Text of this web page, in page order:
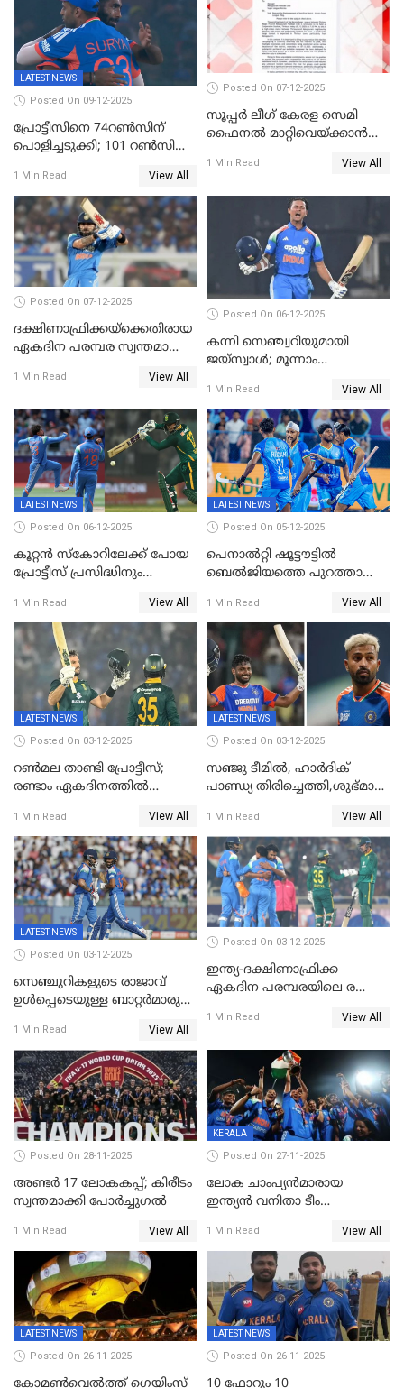
LATEST NEWS
Posted On 09-12-2025
പ്രോട്ടീസിനെ 74റൺസിന്‌
പൊളിച്ചടുക്കി; 101 റൺസിന്റെ
വിക്കറ്റ് തികയ്ക്കുന്ന
താരമായി ബുമ്ര
1 Min Read View All
Posted On 07-12-2025
സൂപ്പർ ലീഗ് കേരള സെമി
ഫൈനൽ മാറ്റിവെയ്ക്കാൻ
1 Min Read View All
Posted On 07-12-2025
ദക്ഷിണാഫ്രിക്കയ്‌ക്കെതിരായ
ഏകദിന പരമ്പര സ്വന്തമാക്കി
1 Min Read View All
Posted On 06-12-2025
കന്നി സെഞ്ച്വറിയുമായി
ജയ്‌സ്വാൾ; മൂന്നാം
പ്രോട്ടീസിനെതിരെ ജയം,
പരമ്പര
1 Min Read View All
LATEST NEWS
Posted On 06-12-2025
കൂറ്റൻ സ്കോറിലേക്ക് പോയ
പ്രോട്ടീസ് പ്രസിദ്ധിനും
അടിതെറ്റി, ഇന്ത്യക്ക് 271
റണ്‍സ് വിജയലക്ഷ്യം
1 Min Read View All
LATEST NEWS
Posted On 05-12-2025
പെനാൽറ്റി ഷൂട്ടൗട്ടിൽ
ബെൽജിയത്തെ പുറത്താക്കി;
ലോകകപ്പിൽ ഇന്ത്യ
സെമിയിൽ
1 Min Read View All
LATEST NEWS
Posted On 03-12-2025
റണ്‍മല താണ്ടി പ്രോട്ടീസ്;
രണ്ടാം ഏകദിനത്തില്‍
ഒപ്പത്തിനൊപ്പം
1 Min Read View All
LATEST NEWS
Posted On 03-12-2025
സഞ്ജു ടീമില്‍, ഹാര്‍ദിക്
പാണ്ഡ്യ തിരിച്ചെത്തി,​ശുഭ്മാൻ
ഇല്ല;
ദക്ഷിണാഫ്രിക്കയ്‌ക്കെതിരായ
ടി20 പരമ്പരയ്ക്കുള്ള ഇന്ത്യന്‍
ടീമിനെ പ്രഖ്യാപിച്ചു
1 Min Read View All
LATEST NEWS
Posted On 03-12-2025
സെഞ്ചുറികളുടെ രാജാവ്
ഉൾപ്പെടെയുള്ള ബാറ്റർമാരുടെ
ഇന്ത്യയ്ക്ക് 358 റൺസ്
1 Min Read View All
Posted On 03-12-2025
ഇന്ത്യ-ദക്ഷിണാഫ്രിക്ക
ഏകദിന പരമ്പരയിലെ രണ്ടാം
1 Min Read View All
Posted On 28-11-2025
അണ്ടര്‍ 17 ലോകകപ്പ്; കിരീടം
സ്വന്തമാക്കി പോര്‍ച്ചുഗല്‍
1 Min Read View All
KERALA
Posted On 27-11-2025
ലോക ചാംപ്യൻമാരായ
ഇന്ത്യൻ വനിതാ ടീം
മത്സരങ്ങൾ ​ഗ്രീൻഫീൽഡിൽ
1 Min Read View All
LATEST NEWS
Posted On 26-11-2025
കോമൺവെൽത്ത് ഗെയിംസ്
LATEST NEWS
Posted On 26-11-2025
10 ഫോറും 10